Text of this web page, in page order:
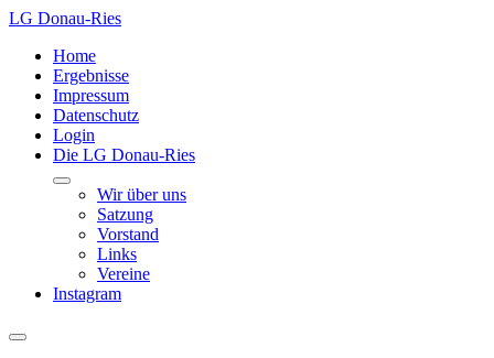
LG Donau-Ries
Home
Ergebnisse
Impressum
Datenschutz
Login
Die LG Donau-Ries
Wir über uns
Satzung
Vorstand
Links
Vereine
Instagram